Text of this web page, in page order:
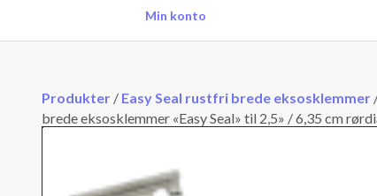
Min konto
Produkter / Easy Seal rustfri brede eksosklemmer
brede eksosklemmer «Easy Seal» til 2,5» / 6,35 cm